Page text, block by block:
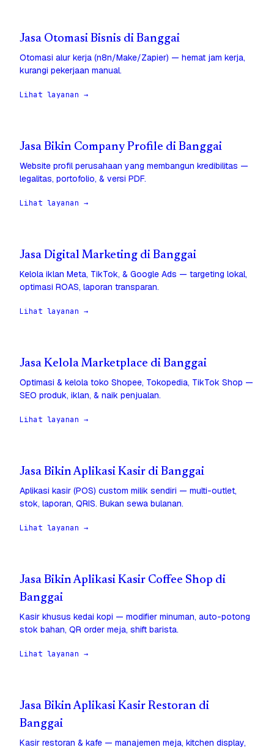
Jasa Otomasi Bisnis di Banggai
Otomasi alur kerja (n8n/Make/Zapier) — hemat jam kerja,
kurangi pekerjaan manual.
Lihat layanan →
Jasa Bikin Company Profile di Banggai
Website profil perusahaan yang membangun kredibilitas —
legalitas, portofolio, & versi PDF.
Lihat layanan →
Jasa Digital Marketing di Banggai
Kelola iklan Meta, TikTok, & Google Ads — targeting lokal,
optimasi ROAS, laporan transparan.
Lihat layanan →
Jasa Kelola Marketplace di Banggai
Optimasi & kelola toko Shopee, Tokopedia, TikTok Shop —
SEO produk, iklan, & naik penjualan.
Lihat layanan →
Jasa Bikin Aplikasi Kasir di Banggai
Aplikasi kasir (POS) custom milik sendiri — multi-outlet,
stok, laporan, QRIS. Bukan sewa bulanan.
Lihat layanan →
Jasa Bikin Aplikasi Kasir Coffee Shop di
Banggai
Kasir khusus kedai kopi — modifier minuman, auto-potong
stok bahan, QR order meja, shift barista.
Lihat layanan →
Jasa Bikin Aplikasi Kasir Restoran di
Banggai
Kasir restoran & kafe — manajemen meja, kitchen display,